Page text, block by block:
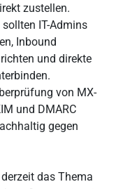
zustellen.
IT-Admins
Inbound
und direkte
von MX-
und DMARC
gegen
das Thema